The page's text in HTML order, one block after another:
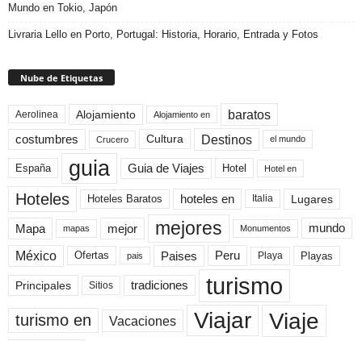
Mundo en Tokio, Japón
Livraria Lello en Porto, Portugal: Historia, Horario, Entrada y Fotos
Nube de Etiquetas
Aerolinea Alojamiento Alojamiento en baratos
costumbres Crucero Cultura Destinos el mundo
España guia Guia de Viajes Hotel Hotel en
Hoteles Hoteles Baratos hoteles en Italia Lugares
Mapa mapas mejor mejores Monumentos mundo
México Ofertas pais Paises Peru Playa Playas
Principales Sitios tradiciones turismo
turismo en Vacaciones Viajar Viaje